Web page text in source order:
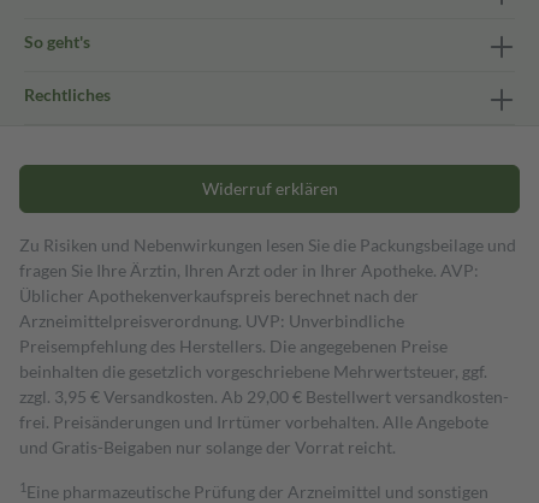
So geht's
Rechtliches
Widerruf erklären
Zu Risiken und Nebenwirkungen lesen Sie die Packungsbeilage und
fragen Sie Ihre Ärztin, Ihren Arzt oder in Ihrer Apotheke. AVP:
Üblicher Apothekenverkaufspreis berechnet nach der
Arzneimittelpreisverordnung. UVP: Unverbindliche
Preisempfehlung des Herstellers. Die angegebenen Preise
beinhalten die gesetzlich vorgeschriebene Mehrwertsteuer, ggf.
zzgl. 3,95 € Versandkosten. Ab 29,00 € Bestell­wert versand­kosten­
frei. Preisänderungen und Irrtümer vorbehalten. Alle Angebote
und Gratis-Beigaben nur solange der Vorrat reicht.
1 Eine pharmazeutische Prüfung der Arzneimittel und sonstigen